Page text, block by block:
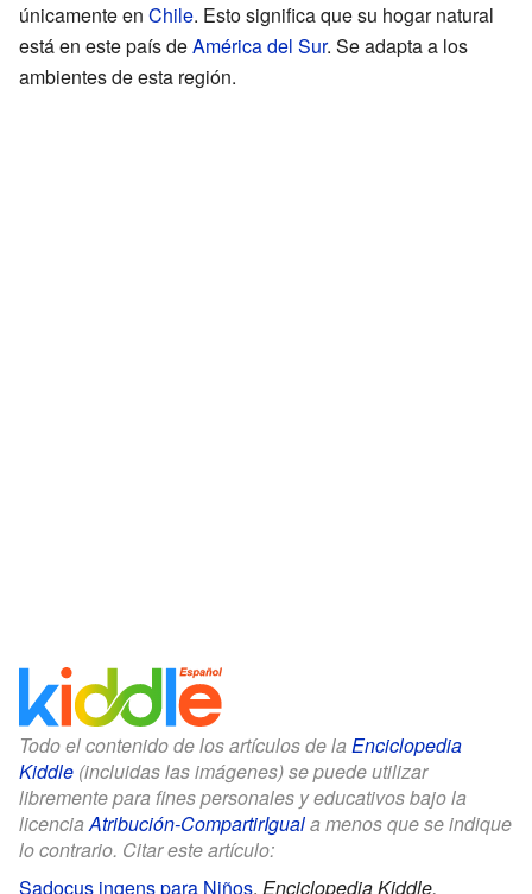
únicamente en Chile. Esto significa que su hogar natural
está en este país deAmérica del Sur. Se adapta a los
ambientes de esta región.
Todo el contenido de los artículos de la Enciclopedia
Kiddle (incluidas las imágenes) se puede utilizar
libremente para fines personales y educativos bajo la
licenciaAtribución-CompartirIguala menos que se indique
lo contrario. Citar este artículo:
Sadocus ingens para Niños. Enciclopedia Kiddle.